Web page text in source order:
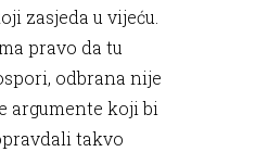
zasjeda u vijeću.
pravo da tu
odbrana nije
argumente koji bi
takvo